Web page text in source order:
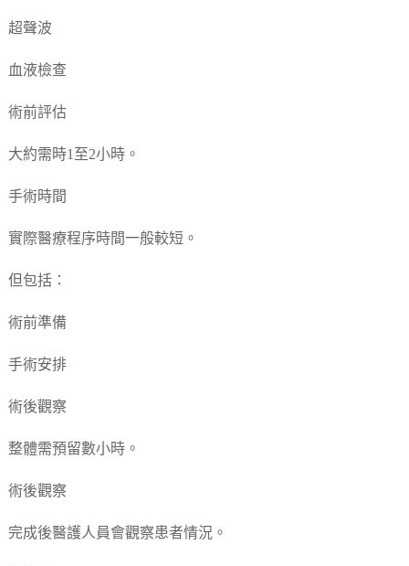
超聲波
血液檢查
術前評估
大約需時1至2小時。
手術時間
實際醫療程序時間一般較短。
但包括：
術前準備
手術安排
術後觀察
整體需預留數小時。
術後觀察
完成後醫護人員會觀察患者情況。